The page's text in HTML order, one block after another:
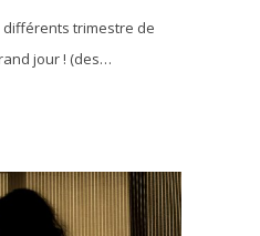
trimestre de
jour ! (des…